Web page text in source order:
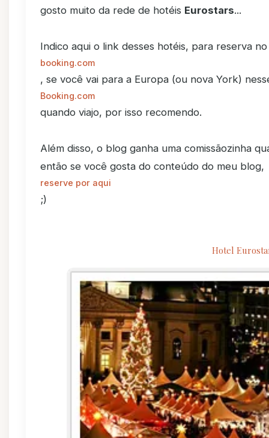
gosto muito da rede de hotéis Eurostars...
Indico aqui o link desses hotéis, para reserva no
booking.com
, se você vai para a Europa (ou nova York)
Booking.com
quando viajo, por isso recomendo.
Além disso, o blog ganha uma comissãozinha
então se você gosta do conteúdo do meu blog,
reserve por aqui
;)
Hotel